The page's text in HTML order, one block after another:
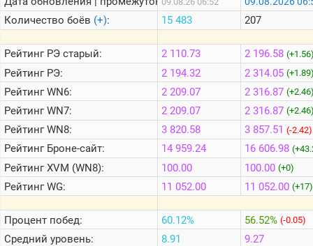
Теlegram
ВК
Портал
Мира
Танков
Количество боёв (+):
РейтингРЭ старый:
РейтингРЭ:
РейтингWN6:
РейтингWN7:
РейтингWN8:
РейтингБроне-сайт:
РейтингXVM (WN8):
РейтингWG:
Процент побед:
Средний уровень:
15 483
2 110.73
2 194.32
2 209.07
2 209.07
3 820.58
14 959.24
100.00
11 052.00
60.12%
8.91
207
2 196.58
2 314.05
2 316.87
2 316.87
3 857.51 (-2.42)
16 606.98
100.00 (+0)
11 052.00 (+17)
56.52% (-0.05)
9.27